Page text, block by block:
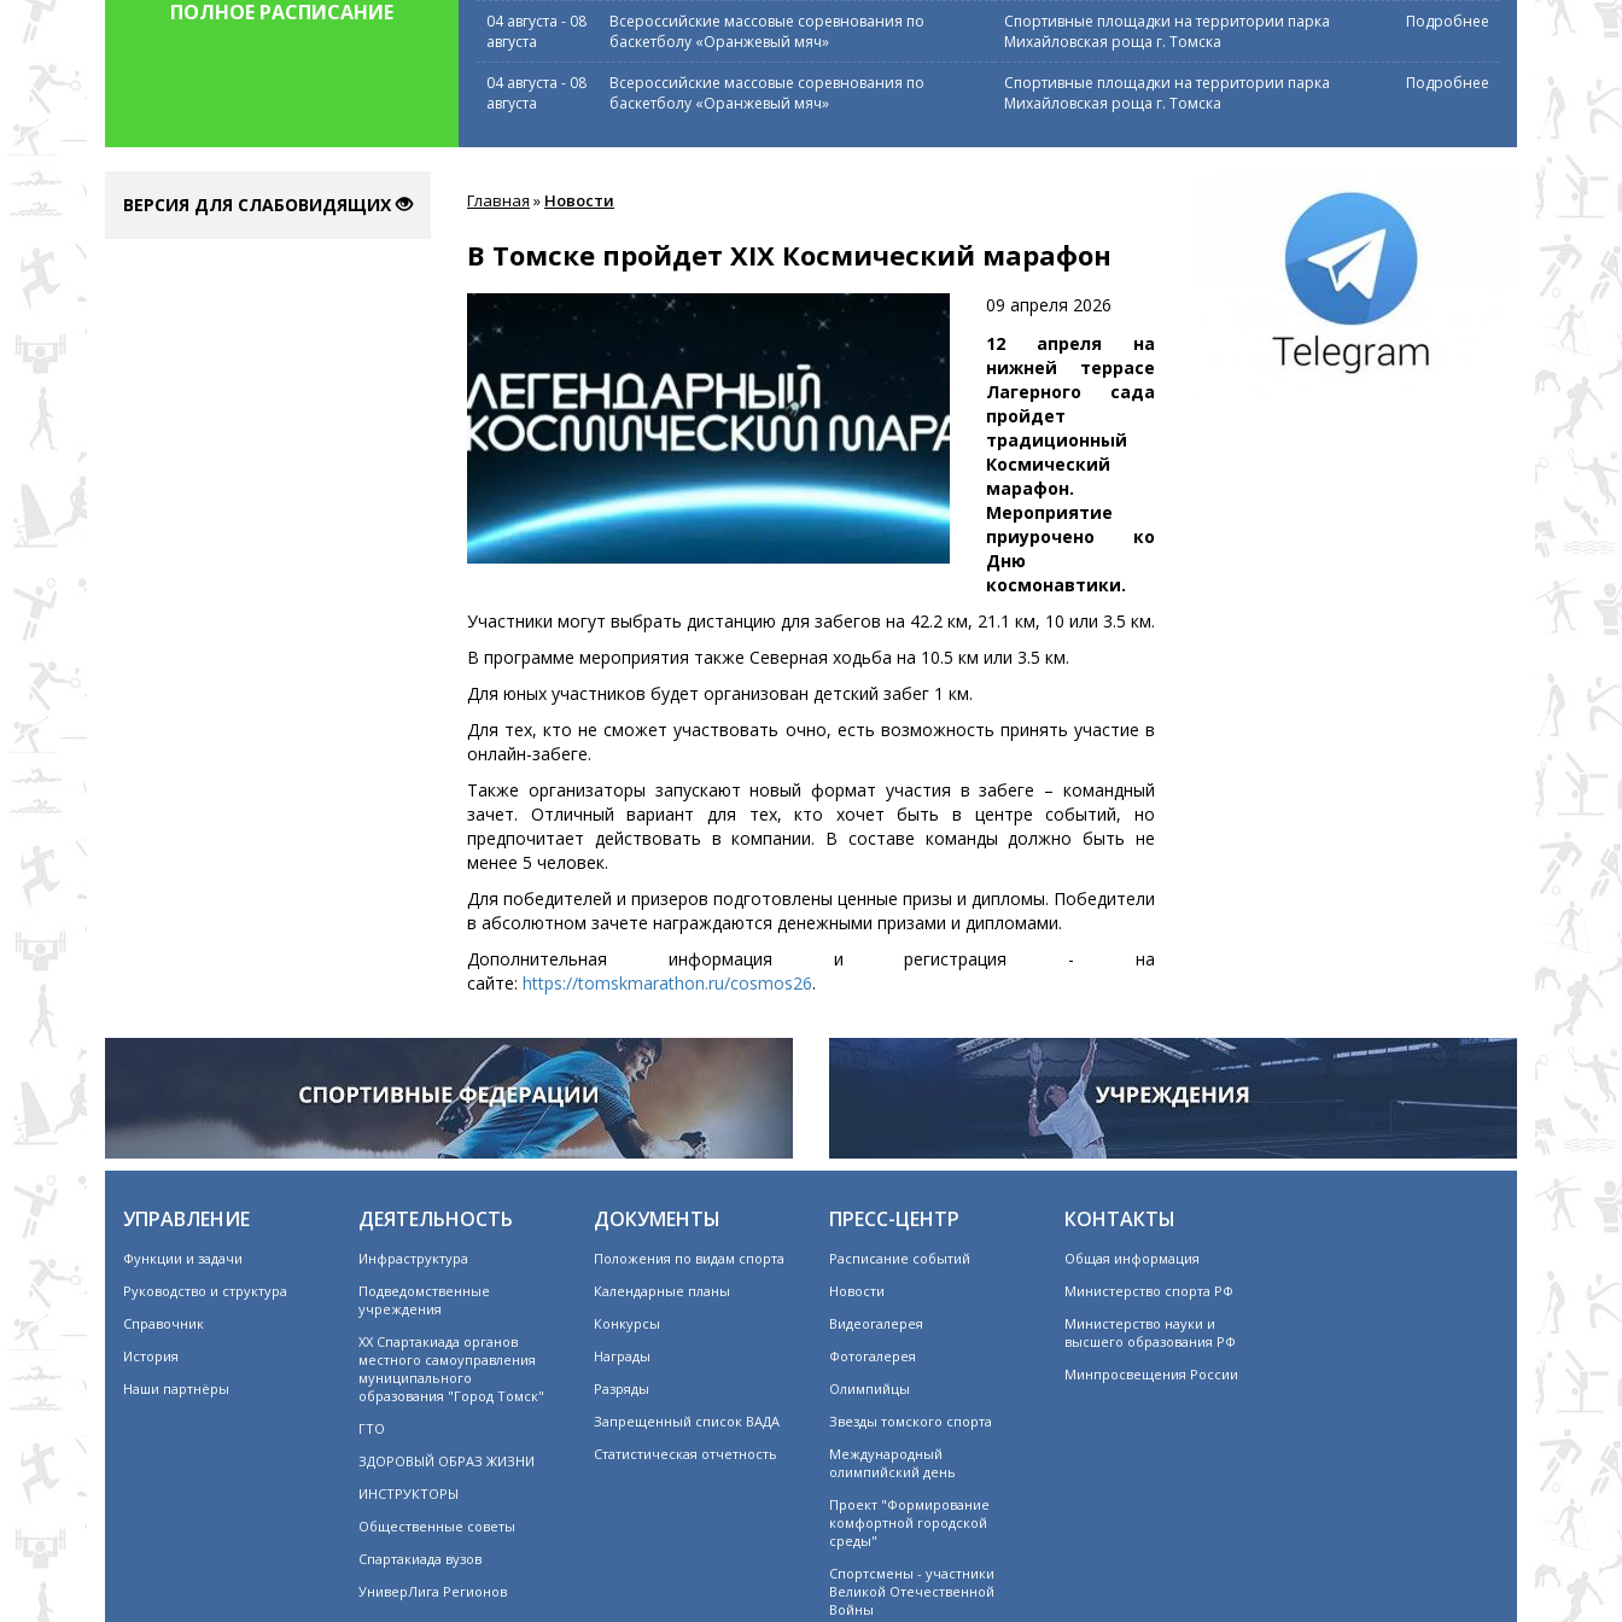
ПОЛНОЕ РАСПИСАНИЕ 04 августа - 08
августа
Всероссийские массовые соревнования по
баскетболу «Оранжевый мяч»
Спортивные площадки на территории парка
Михайловская роща г. Томска
Подробнее
04 августа - 08
августа
Всероссийские массовые соревнования по
баскетболу «Оранжевый мяч»
Спортивные площадки на территории парка
Михайловская роща г. Томска
Подробнее
ВЕРСИЯ ДЛЯ СЛАБОВИДЯЩИХ здесь
Главная » Новости
В Томске пройдет XIX Космический марафон
09 апреля 2026
12 апреля на
нижней террасе
Лагерного сада
пройдет
традиционный
Космический
марафон.
Мероприятие
приурочено ко
Дню
космонавтики.
Участники могут выбрать дистанцию для забегов на 42.2 км, 21.1 км, 10 или 3.5 км.
В программе мероприятия также Северная ходьба на 10.5 км или 3.5 км.
Для юных участников будет организован детский забег 1 км.
Для тех, кто не сможет участвовать очно, есть возможность принять участие в
онлайн-забеге.
Также организаторы запускают новый формат участия в забеге – командный
зачет. Отличный вариант для тех, кто хочет быть в центре событий, но
предпочитает действовать в компании. В составе команды должно быть не
менее 5 человек.
Для победителей и призеров подготовлены ценные призы и дипломы. Победители
в абсолютном зачете награждаются денежными призами и дипломами.
Дополнительная информация и регистрация - на
сайте: https://tomskmarathon.ru/cosmos26.
УПРАВЛЕНИЕ
Функции и задачи
Руководство и структура
Справочник
История
Наши партнёры
ДЕЯТЕЛЬНОСТЬ
Инфраструктура
Подведомственные
учреждения
XX Спартакиада органов
местного самоуправления
муниципального
образования "Город Томск"
ГТО
ЗДОРОВЫЙ ОБРАЗ ЖИЗНИ
ИНСТРУКТОРЫ
Общественные советы
Спартакиада вузов
УниверЛига Регионов
ДОКУМЕНТЫ
Положения по видам спорта
Календарные планы
Конкурсы
Награды
Разряды
Запрещенный список ВАДА
Статистическая отчетность
ПРЕСС-ЦЕНТР
Расписание событий
Новости
Видеогалерея
Фотогалерея
Олимпийцы
Звезды томского спорта
Международный
олимпийский день
Проект "Формирование
комфортной городской
среды"
Спортсмены - участники
Великой Отечественной
Войны
КОНТАКТЫ
Общая информация
Министерство спорта РФ
Министерство науки и
высшего образования РФ
Минпросвещения России